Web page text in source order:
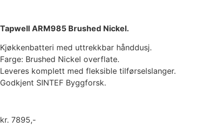
Tapwell ARM985 Brushed Nickel.
Kjøkkenbatteri med uttrekkbar hånddusj.
Farge: Brushed Nickel overflate.
Leveres komplett med fleksible tilførselslanger.
Godkjent SINTEF Byggforsk.
kr 7895